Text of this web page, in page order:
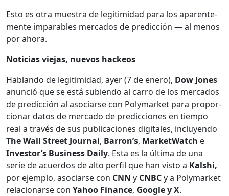
Esto es otra mues­tra de legit­im­i­dad para los aparente­
mente impa­ra­bles mer­ca­dos de predic­ción — al menos
por aho­ra.
Noti­cias vie­jas, nuevos hack­eos
Hablan­do de legit­im­i­dad, ayer (7 de enero), Dow Jones
anun­ció que se está subi­en­do al car­ro de los mer­ca­dos
de predic­ción al aso­cia­rse con Poly­mar­ket para pro­por­
cionar datos de mer­ca­do de predic­ciones en tiem­po
real a través de sus pub­li­ca­ciones dig­i­tales, incluyen­do
The Wall Street Jour­nal, Bar­ron’s, Mar­ket­Watch e
Investor’s Busi­ness Dai­ly. Esta es la últi­ma de una
serie de acuer­dos de alto per­fil que han vis­to a Kalshi,
por ejem­p­lo, aso­cia­rse con CNN y CNBCy a Poly­mar­ket
rela­cionarse con Yahoo Finance, Google y X.